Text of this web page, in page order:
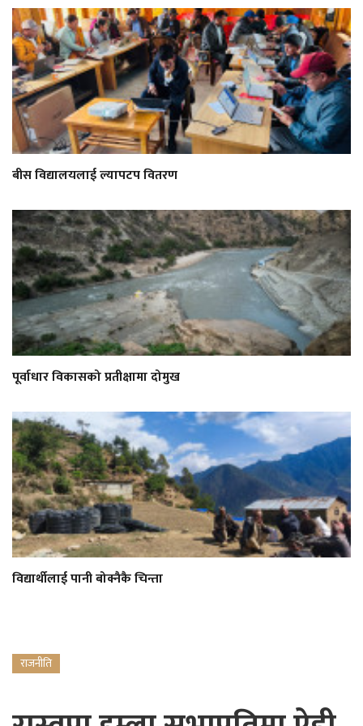
बीस विद्यालयलाई ल्यापटप वितरण
पूर्वाधार विकासको प्रतीक्षामा दोमुख
विद्यार्थीलाई पानी बोक्नैकै चिन्ता
राजनीति